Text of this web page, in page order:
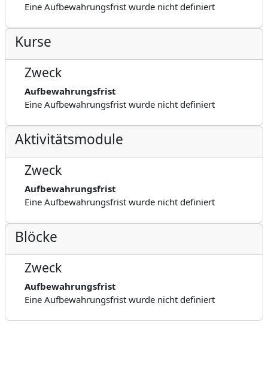
Eine Aufbewahrungsfrist wurde nicht definiert
Kurse
Zweck
Aufbewahrungsfrist
Eine Aufbewahrungsfrist wurde nicht definiert
Aktivitätsmodule
Zweck
Aufbewahrungsfrist
Eine Aufbewahrungsfrist wurde nicht definiert
Blöcke
Zweck
Aufbewahrungsfrist
Eine Aufbewahrungsfrist wurde nicht definiert